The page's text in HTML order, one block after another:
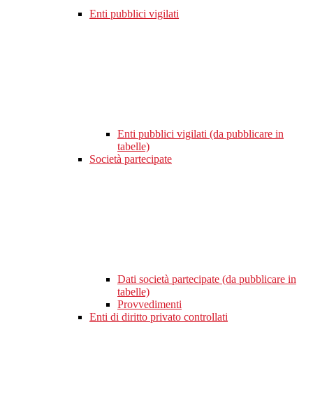
Enti pubblici vigilati
Enti pubblici vigilati (da pubblicare in
tabelle)
Società partecipate
Dati società partecipate (da pubblicare in
tabelle)
Provvedimenti
Enti di diritto privato controllati